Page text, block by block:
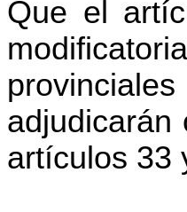
Que el
adjudicarán
artículos 33